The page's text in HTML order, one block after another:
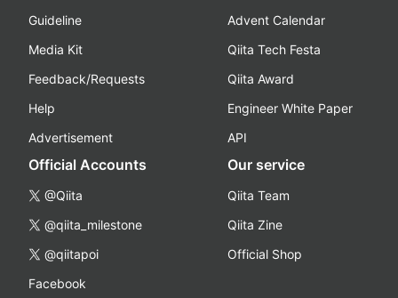
Guideline
Media Kit
Feedback/Requests
Help
Advertisement
Advent Calendar
Qiita Tech Festa
Qiita Award
Engineer White Paper
API
Official Accounts
@Qiita
@qiita_milestone
@qiitapoi
Facebook
Our service
Qiita Team
Qiita Zine
Official Shop